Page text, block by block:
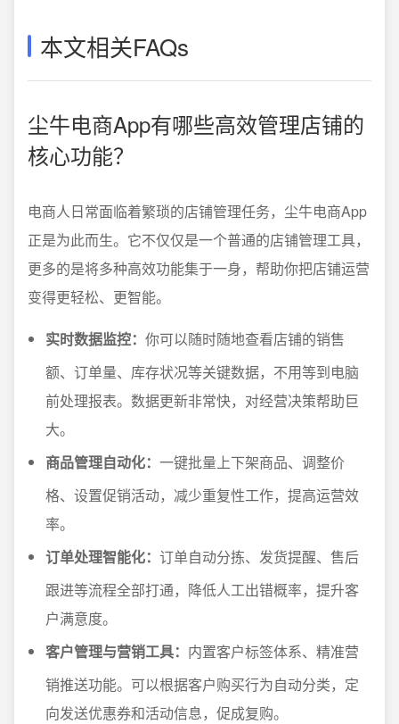
本文相关FAQs
尘牛电商App有哪些高效管理店铺的
核心功能？
电商人日常面临着繁琐的店铺管理任务，尘牛电商App
正是为此而生。它不仅仅是一个普通的店铺管理工具，
更多的是将多种高效功能集于一身，帮助你把店铺运营
变得更轻松、更智能。
实时数据监控： 你可以随时随地查看店铺的销售
额、订单量、库存状况等关键数据，不用等到电脑
前处理报表。数据更新非常快，对经营决策帮助巨
大。
商品管理自动化： 一键批量上下架商品、调整价
格、设置促销活动，减少重复性工作，提高运营效
率。
订单处理智能化： 订单自动分拣、发货提醒、售后
跟进等流程全部打通，降低人工出错概率，提升客
户满意度。
客户管理与营销工具： 内置客户标签体系、精准营
销推送功能。可以根据客户购买行为自动分类，定
向发送优惠券和活动信息，促成复购。